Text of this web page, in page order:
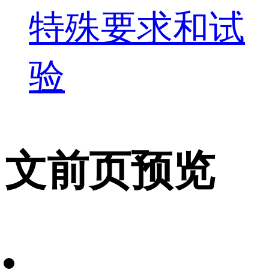
特殊要求和试
验
文前页预览